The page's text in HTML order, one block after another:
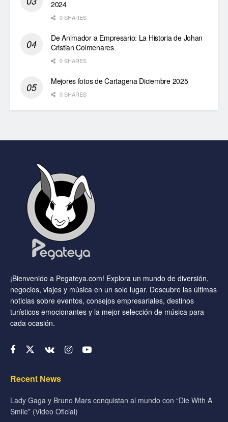
2024
0 SHARES
De Animador a Empresario: La Historia de Johan
Cristian Colmenares
0 SHARES
Mejores fotos de Cartagena Diciembre 2025
0 SHARES
¡Bienvenido a Pegateya.com! Explora un mundo de diversión,
negocios, viajes y música en un solo lugar. Descubre las últimas
noticias sobre eventos, consejos empresariales, destinos
turísticos emocionantes y la mejor selección de música para
cada ocasión.
Recent News
Lady Gaga y Bruno Mars conquistan al mundo con “Die With A
Smile” (Video Oficial)